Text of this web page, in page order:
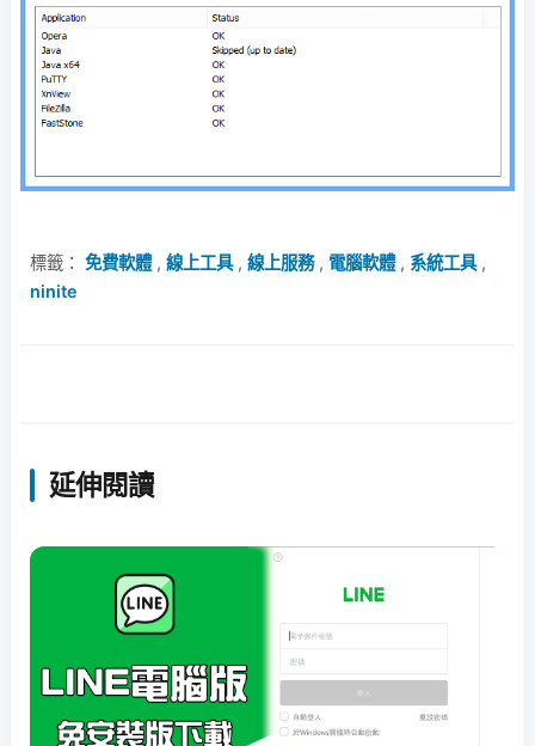
標籤： 免費軟體, 線上工具, 線上服務, 電腦軟體, 系統工具,
ninite
延伸閱讀